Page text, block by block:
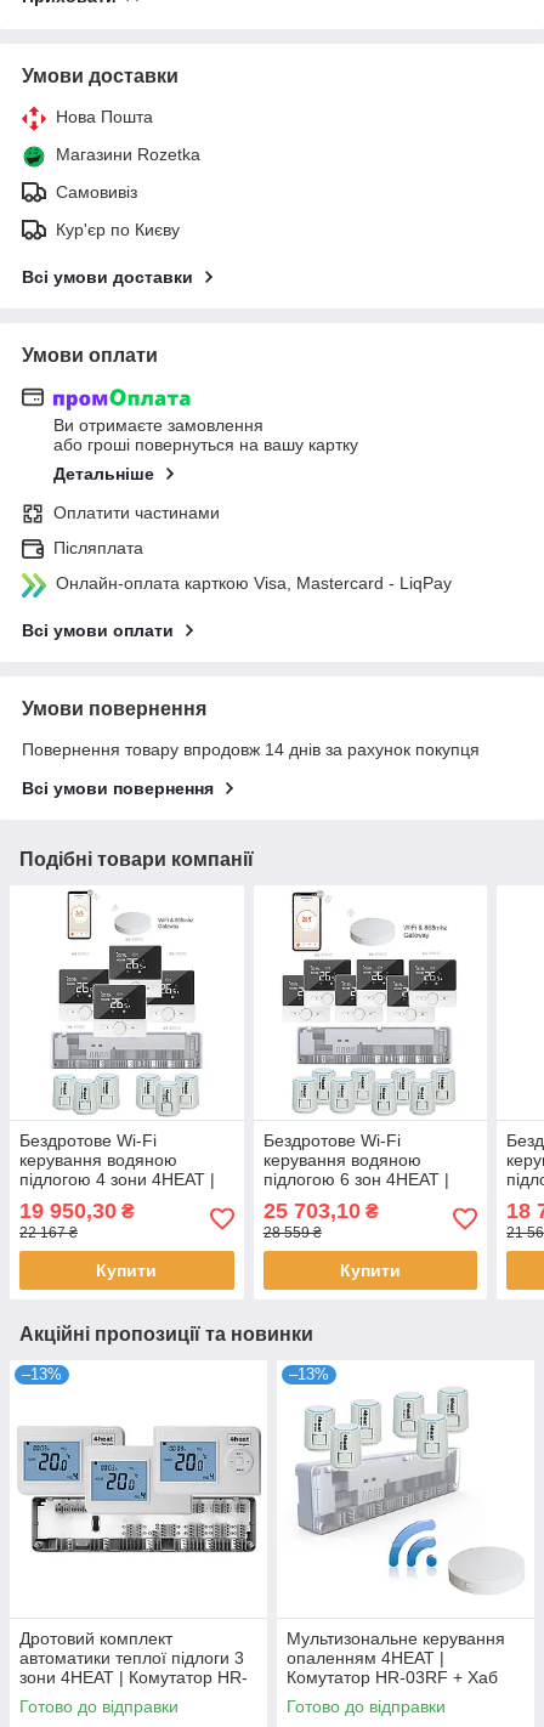
Умови доставки
Нова Пошта
Магазини Rozetka
Самовивіз
Кур'єр по Києву
Всі умови доставки
Умови оплати
Ви отримаєте замовлення
або гроші повернуться на вашу картку
Детальніше
Оплатити частинами
Післяплата
Онлайн-оплата карткою Visa, Mastercard - LiqPay
Всі умови оплати
Умови повернення
Повернення товару впродовж 14 днів за рахунок покупця
Всі умови повернення
Подібні товари компанії
Бездротове Wi-Fi
керування водяною
підлогою 4 зони 4HEAT |
25 (4 шт.) + Привод ATR (6
шт.)
19 950,30 ₴
22 167 ₴
Купити
Бездротове Wi-Fi
керування водяною
підлогою 6 зон 4HEAT |
25 (6 шт.) + Привод ATR (6
шт.)
25 703,10₴
28 559 ₴
Купити
02
шт.)
18
21
Акційні пропозиції та новинки
–13%
Дротовий комплект
автоматики теплої підлоги 3
зони 4HEAT | Комутатор HR-
03C + Терморегулятор HT-02
(3 шт)
Готово до відправки
–13%
Мультизональне керування
опаленням 4HEAT |
Комутатор HR-03RF + Хаб
EGW01 + Сервопривод ATR
(6 шт.)
Готово до відправки